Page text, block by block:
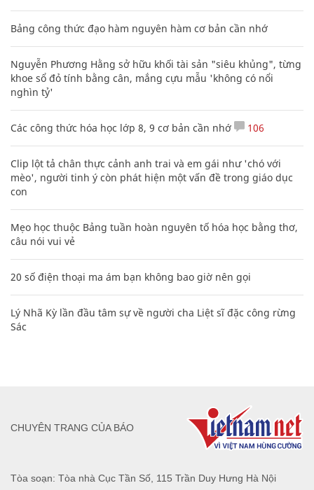
Bảng công thức đạo hàm nguyên hàm cơ bản cần nhớ
Nguyễn Phương Hằng sở hữu khối tài sản "siêu khủng", từng
khoe sổ đỏ tính bằng cân, mắng cựu mẫu 'không có nổi
nghìn tỷ'
Các công thức hóa học lớp 8, 9 cơ bản cần nhớ 106
Clip lột tả chân thực cảnh anh trai và em gái như 'chó với
mèo', người tinh ý còn phát hiện một vấn đề trong giáo dục
con
Mẹo học thuộc Bảng tuần hoàn nguyên tố hóa học bằng thơ,
câu nói vui vẻ
20 số điện thoại ma ám bạn không bao giờ nên gọi
Lý Nhã Kỳ lần đầu tâm sự về người cha Liệt sĩ đặc công rừng
Sác
Tòa soạn: Tòa nhà Cục Tần Số, 115 Trần Duy Hưng Hà Nội
CHUYÊN TRANG CỦA BÁO